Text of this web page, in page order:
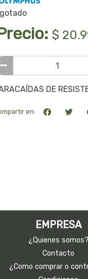
$
DE
en:
EMPRESA
¿Quienes somos?
Contacto
¿Como comprar o